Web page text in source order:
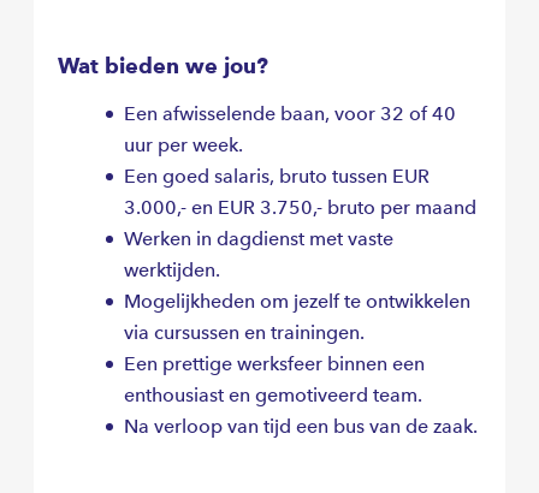
Wat bieden we jou?
Een afwisselende baan, voor 32 of 40
uur per week.
Een goed salaris, bruto tussen EUR
3.000,- en EUR 3.750,- bruto per maand
Werken in dagdienst met vaste
werktijden.
Mogelijkheden om jezelf te ontwikkelen
via cursussen en trainingen.
Een prettige werksfeer binnen een
enthousiast en gemotiveerd team.
Na verloop van tijd een bus van de zaak.